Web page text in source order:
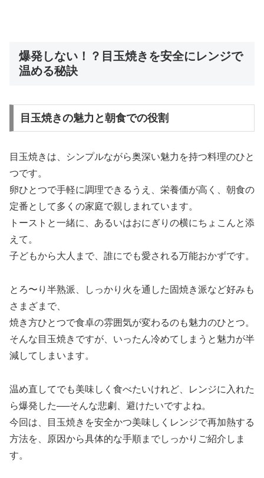
爆発しない！？目玉焼きを安全にレンジで
温める秘訣
目玉焼きの魅力と朝食での役割
目玉焼きは、シンプルながら奥深い魅力を持つ料理のひと
つです。
卵ひとつで手軽に調理できるうえ、栄養価が高く、朝食の
定番として多くの家庭で親しまれています。
トーストと一緒に、あるいはおにぎりの横にちょこんと添
えて。
子どもから大人まで、誰にでも愛される万能おかずです。
とろ〜り半熟派、しっかり火を通した固焼き派など好みも
さまざまで、
焼き方ひとつで食卓の雰囲気が変わるのも魅力のひとつ。
そんな目玉焼きですが、いったん冷めてしまうと魅力が半
減してしまいます。
温め直してでも美味しく食べたいけれど、レンジに入れた
ら爆発した──そんな悲劇、避けたいですよね。
今回は、目玉焼きを安全かつ美味しくレンジで再加熱する
方法を、原因から具体的な手順までしっかりご紹介しま
す。